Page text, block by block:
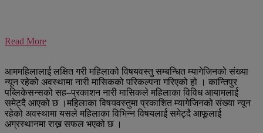
Read More
आममहिलालाई लक्षित गरी महिलाको विषयवस्तु सम्बन्धित म्यागेजिनको संख्या
न्यून रहेको अवस्थामा नारी मासिकको परिकल्पना गरिएको हो । कान्तिपुर
पब्लिकेसन्सको सह–प्रकाशन नारी मासिकले महिलाका विविध आयामलार्ई
समेट्दै आएको छ ।महिलाका विषयवस्तुमा प्रकाशित म्यागेजिनको संख्या न्यून
रहेको अवस्थामा यसले महिलाका विभिन्न विषयलार्ई समेट्दै आफूलार्ई
अग्रस्थानमा राख्न सफल भएको छ ।